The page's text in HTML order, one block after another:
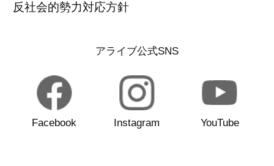
反社会的勢力対応方針
アライブ公式SNS
Facebook Instagram YouTube